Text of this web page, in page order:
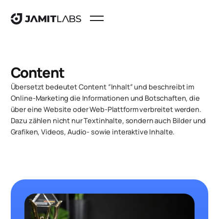
Content
Übersetzt bedeutet Content “Inhalt” und beschreibt im
Online-Marketing die Informationen und Botschaften, die
über eine Website oder Web-Plattform verbreitet werden.
Dazu zählen nicht nur Textinhalte, sondern auch Bilder und
Grafiken, Videos, Audio- sowie interaktive Inhalte.